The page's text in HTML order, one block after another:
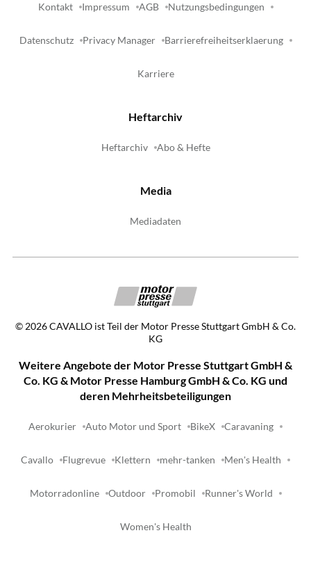
Kontakt Impressum AGB Nutzungsbedingungen
Datenschutz Privacy Manager Barrierefreiheitserklaerung
Karriere
Heftarchiv
Heftarchiv Abo & Hefte
Media
Mediadaten
© 2026CAVALLO ist Teil der Motor Presse Stuttgart GmbH & Co.
KG
Weitere Angebote der Motor Presse Stuttgart GmbH &
Co. KG & Motor Presse Hamburg GmbH & Co. KG und
deren Mehrheitsbeteiligungen
Aerokurier Auto Motor und Sport BikeX Caravaning
Cavallo Flugrevue Klettern mehr-tanken Men's Health
Motorradonline Outdoor Promobil Runner's World
Women's Health